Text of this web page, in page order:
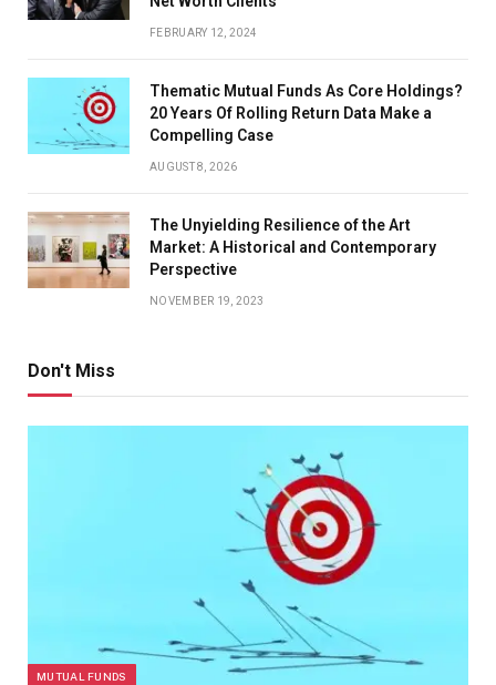
FEBRUARY 12, 2024
Thematic Mutual Funds As Core Holdings?
20 Years Of Rolling Return Data Make a
Compelling Case
AUGUST 8, 2026
The Unyielding Resilience of the Art
Market: A Historical and Contemporary
Perspective
NOVEMBER 19, 2023
Don't Miss
MUTUAL FUNDS